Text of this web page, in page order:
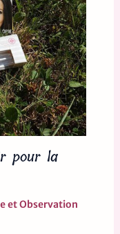
pour la
et Observation